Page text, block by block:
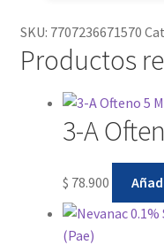
SKU: 7707236671570
Productos
3-A
$ 78.900